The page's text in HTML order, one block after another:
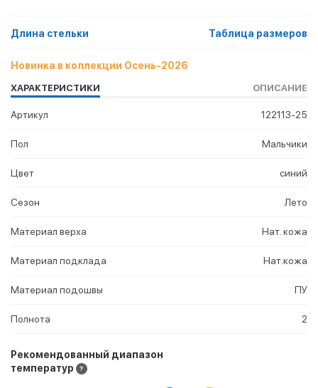
Длина стельки Таблица размеров
Новинка в коллекции Осень-2026
ХАРАКТЕРИСТИКИ ОПИСАНИЕ
Артикул 122113-25
Пол Мальчики
Цвет синий
Сезон Лето
Материал верха Нат. кожа
Материал подклада Нат.кожа
Материал подошвы ПУ
Полнота 2
Рекомендованный диапазон
температур